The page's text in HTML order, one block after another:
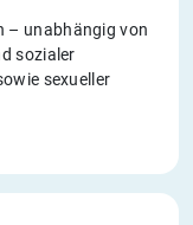
– unabhängig von
sozialer
sexueller